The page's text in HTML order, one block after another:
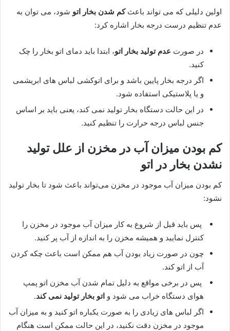
اولین دلیلی که می تواند باعث کم شدن بخار اتو شود، می توان به
عدم تنظیم درست درجه بخار اشاره کرد:
در صورت عدم تولید بخار اتو، ابتدا باید دمای اتو بخار را چک
کنید.
اگر درجه بخار پایین باشد و برای اتوکشی لباس های ابریشمی
و یا پلاستیکی استفاده شود.
در این حالت دستگاه بخار تولید نمی کند، یعنی باید بر اساس
جنس لباس درجه حرارت را تنظیم کنید.
کم بودن میزان آب در مخزن از علل تولید
نشدن بخار در اتو
کم بودن میزان آب موجود در مخزن می‌تواند باعث شود تا بخار تولید
نشود:
پس باید قبل از شروع به کار میزان آب موجود در مخزن را
کنترل نمایید و همیشه مخزن را به اندازه از آب پر کنید.
چون در صورت زیاد بودن آب هم ممکن است باعث چکه کردن
آب از اتو کند.
پس در برخی مواقع به دلیل تمام شدن آب مخزن اتو پمپ
هوای دستگاه خراب می شود و اتو بخار تولید نمی کند.
اگر لباس های زیادی را به صورت یکباره اتو کنید و به میزان آب
موجود در مخزن دقت نکنید، در این حالت ممکن است هنگام